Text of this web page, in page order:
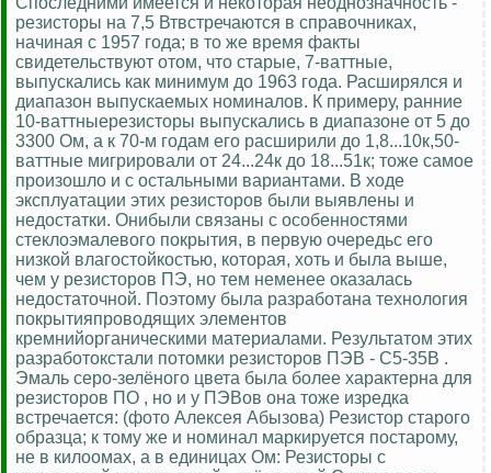
резисторы на 7,5 Втвстречаются в справочниках,
начиная с 1957 года; в то же время факты
свидетельствуют отом, что старые, 7-ваттные,
выпускались как минимум до 1963 года. Расширялся и
диапазон выпускаемых номиналов. К примеру, ранние
10-ваттныерезисторы выпускались в диапазоне от 5 до
3300 Ом, а к 70-м годам его расширили до 1,8...10к,50-
ваттные мигрировали от 24...24к до 18...51к; тоже самое
произошло и с остальными вариантами. В ходе
эксплуатации этих резисторов были выявлены и
недостатки. Онибыли связаны с особенностями
стеклоэмалевого покрытия, в первую очередьс его
низкой влагостойкостью, которая, хоть и была выше,
чем у резисторов ПЭ, но тем неменее оказалась
недостаточной. Поэтому была разработана технология
покрытияпроводящих элементов
кремнийорганическими материалами. Результатом этих
разработокстали потомки резисторов ПЭВ - С5-35В .
Эмаль серо-зелёного цвета была более характерна для
резисторов ПО , но и у ПЭВов она тоже изредка
встречается: (фото Алексея Абызова) Резистор старого
образца; к тому же и номинал маркируется постарому,
не в килоомах, а в единицах Ом: Резисторы с